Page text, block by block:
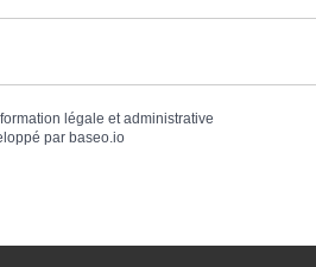
légale et administrative
par baseo.io